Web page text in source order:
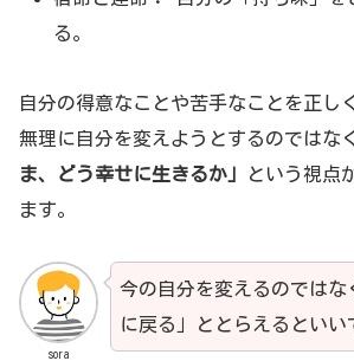
る。
自分の得意なことや苦手なことを正し
無理に自分を変えようとするのではな
ま、どう幸せに生きるか」
という視点
ます。
sora
今の自分を変えるのではな
に戻る」ととらえるといい